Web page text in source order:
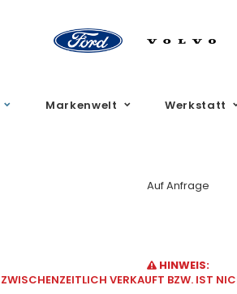
Markenwelt Werkstatt
Auf Anfrage
HINWEIS:
VERKAUFT BZW. IST